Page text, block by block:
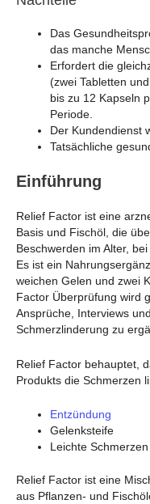
Das
das manche
Erfordert die
(zwei Tabletten
bis zu 12 Kapseln
Periode.
Der Kundendienst
Tatsächliche
Einführung
Relief Factor ist eine
Basis und Fischöl, die
Beschwerden im Alter,
Es ist ein
weichen Gelen und zwei
Factor Überprüfung wird
Ansprüche, Interviews
Schmerzlinderung zu
Relief Factor behauptet,
Produkts die Schmerzen
Entzündung
Gelenksteife
Leichte Schmerzen
Relief Factor ist eine
aus Pflanzen- und